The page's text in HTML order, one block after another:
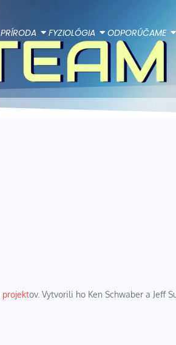
PRÍRODA FYZIOLÓGIA ODPORÚČAME
projektov. Vytvorili ho Ken Schwaber a Jeff